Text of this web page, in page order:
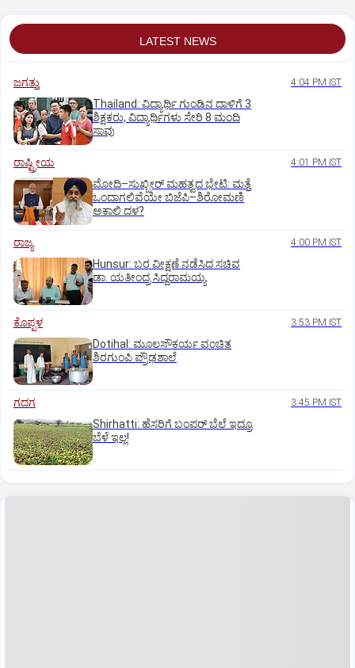
LATEST NEWS
ಜಗತ್ತು 4:04 PM IST
Thailand: ವಿದ್ಯಾರ್ಥಿ ಗುಂಡಿನ ದಾಳಿಗೆ 3
ಶಿಕ್ಷಕರು, ವಿದ್ಯಾರ್ಥಿಗಳು ಸೇರಿ 8 ಮಂದಿ
ಸಾವು
ರಾಷ್ಟ್ರೀಯ 4:01 PM IST
ಮೋದಿ–ಸುಖ್ಬೀರ್ ಮಹತ್ವದ ಭೇಟಿ: ಮತ್ತೆ
ಒಂದಾಗಲಿವೆಯೇ ಬಿಜೆಪಿ–ಶಿರೋಮಣಿ
ಅಕಾಲಿ ದಳ?
ರಾಜ್ಯ 4:00 PM IST
Hunsur: ಬರ ವೀಕ್ಷಣೆ ನಡೆಸಿದ ಸಚಿವ
ಡಾ. ಯತೀಂದ್ರ ಸಿದ್ದರಾಮಯ್ಯ
ಕೊಪ್ಪಳ 3:53 PM IST
Dotihal: ಮೂಲಸೌಕರ್ಯ ವಂಚಿತ
ಶಿರಗುಂಪಿ ಪ್ರೌಢಶಾಲೆ
ಗದಗ 3:45 PM IST
Shirhatti: ಹೆಸರಿಗೆ ಬಂಪರ್ ಬೆಲೆ ಇದ್ರೂ
ಬೆಳೆ ಇಲ್ಲ!